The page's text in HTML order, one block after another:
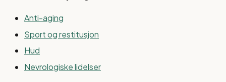
Anti-aging
Sport og restitusjon
Hud
Nevrologiske lidelser